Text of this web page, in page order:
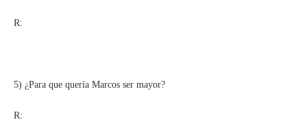
R:
5) ¿Para que quería Marcos ser mayor?
R: